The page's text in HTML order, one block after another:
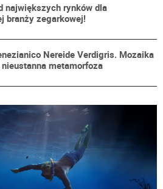
największych rynków dla
branży zegarkowej!
Nereide Verdigris. Mozaika
metamorfoza